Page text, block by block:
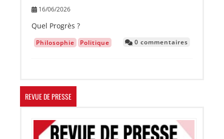
16/06/2026
Quel Progrès ?
Philosophie Politique 0 commentaires
REVUE DE PRESSE
Image